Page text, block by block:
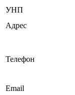
УНП
Адрес
Телефон
Email